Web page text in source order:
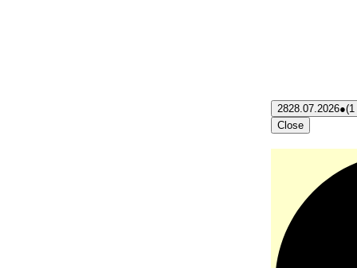
2828.07.2026●(1
Close